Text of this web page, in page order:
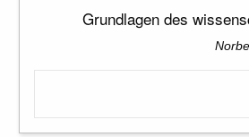
Grundlagen des